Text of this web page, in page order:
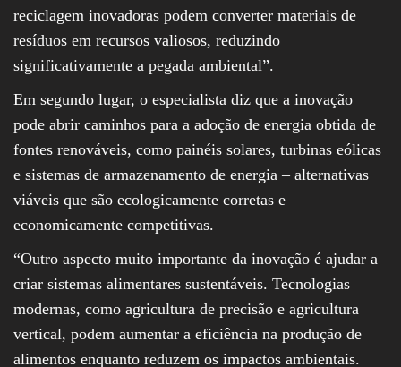
reciclagem inovadoras podem converter materiais de
resíduos em recursos valiosos, reduzindo
significativamente a pegada ambiental”.
Em segundo lugar, o especialista diz que a inovação
pode abrir caminhos para a adoção de energia obtida de
fontes renováveis, como painéis solares, turbinas eólicas
e sistemas de armazenamento de energia – alternativas
viáveis que são ecologicamente corretas e
economicamente competitivas.
“Outro aspecto muito importante da inovação é ajudar a
criar sistemas alimentares sustentáveis. Tecnologias
modernas, como agricultura de precisão e agricultura
vertical, podem aumentar a eficiência na produção de
alimentos enquanto reduzem os impactos ambientais.